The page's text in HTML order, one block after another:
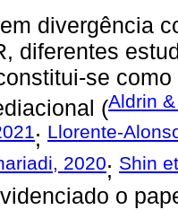
divergência
diferentes
se
(Aldrin
; Llorente-
2020; Shin
o